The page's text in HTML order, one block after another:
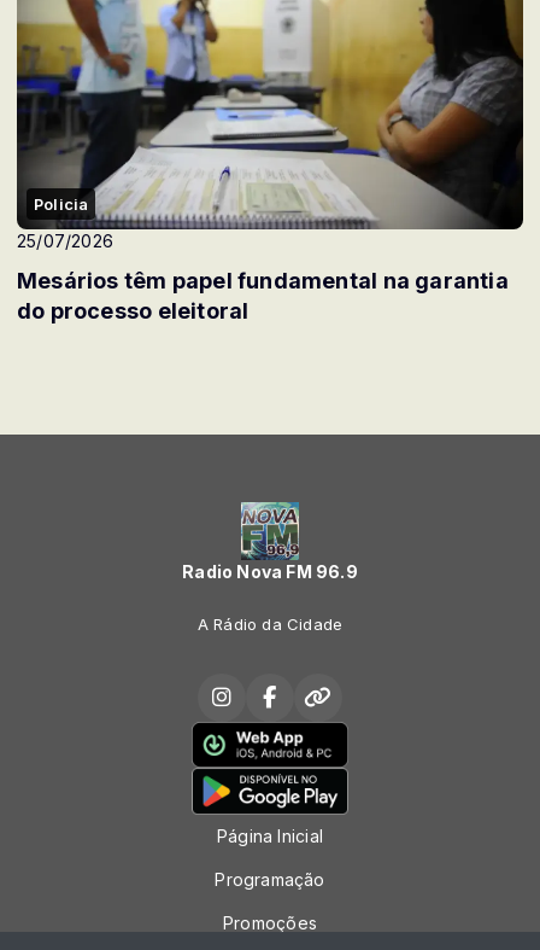
Policia
25/07/2026
Mesários têm papel fundamental na garantia
do processo eleitoral
Radio Nova FM 96.9
A Rádio da Cidade
Página Inicial
Programação
Promoções